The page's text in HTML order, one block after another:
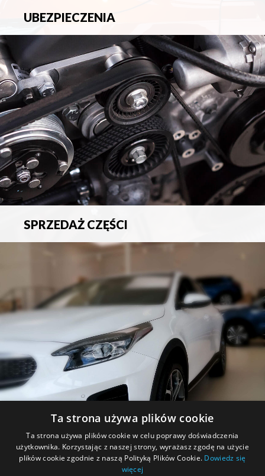
UBEZPIECZENIA
Pełna ochrona ubezpieczeniowa w zakresie wszelkich
SPRZEDAŻ CZĘŚCI
Sprzedaż oryginalnych części samochodowych oraz
PROMOCJE
Zapoznaj się z aktualnymi promocjami.
Ta strona używa plików cookie
Ta strona używa plików cookie w celu poprawy doświadczenia
użytkownika. Korzystając z naszej strony, wyrażasz zgodę na użycie
plików cookie zgodnie z naszą Polityką Plików Cookie. Dowiedz się
więcej